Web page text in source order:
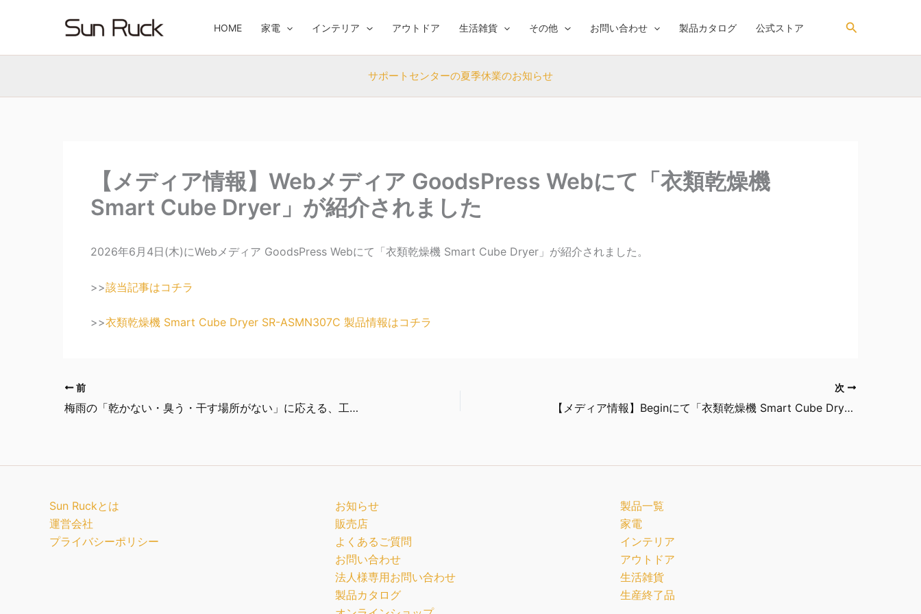
ッ
HOME 家電 インテリア アウトドア 生活雑貨 その他 お問い合わせ 製品カタログ 公式ストア
検
サポートセンターの夏季休業のお知らせ
【メディア情報】Webメディア GoodsPress Webにて「衣類乾燥機
Smart Cube Dryer」が紹介されました
2026年6月4日(木)にWebメディア GoodsPress Webにて「衣類乾燥機 Smart Cube Dryer」が紹介されました。
>>該当記事はコチラ
>>衣類乾燥機 Smart Cube Dryer SR-ASMN307C 製品情報はコチラ
前
梅雨の「乾かない・臭う・干す場所がない」に応える、工事不要の小型衣類乾燥機「Smart Cube Dryer」一般販売開始
次
【メディア情報】Beginにて「衣類乾燥機 Smart Cube Dryer」が紹介されました
Sun Ruckとは
運営会社
プライバシーポリシー
お知らせ
販売店
よくあるご質問
お問い合わせ
法人様専用お問い合わせ
製品カタログ
製品一覧
家電
インテリア
アウトドア
生活雑貨
生産終了品